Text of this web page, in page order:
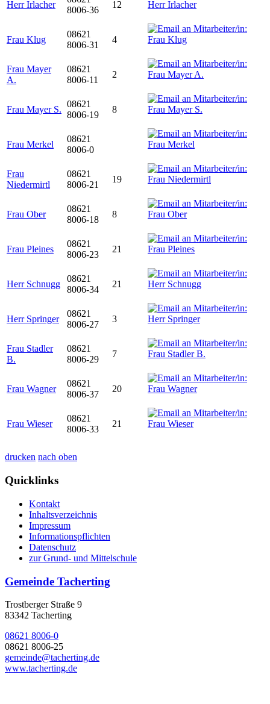
Herr Irlacher
8006-36
12
Frau Klug
08621
8006-31
4
Frau Mayer
A.
08621
8006-11
2
Frau Mayer S.
08621
8006-19
8
Frau Merkel
08621
8006-0
Frau
Niedermirtl
08621
8006-21
19
Frau Ober
08621
8006-18
8
Frau Pleines
08621
8006-23
21
Herr Schnugg
08621
8006-34
21
Herr Springer
08621
8006-27
3
Frau Stadler
B.
08621
8006-29
7
Frau Wagner
08621
8006-37
20
Frau Wieser
08621
8006-33
21
drucken nach oben
Quicklinks
Kontakt
Inhaltsverzeichnis
Impressum
Informationspflichten
Datenschutz
zur Grund- und Mittelschule
Gemeinde Tacherting
Trostberger Straße 9
83342 Tacherting
08621 8006-0
08621 8006-25
gemeinde@tacherting.de
www.tacherting.de